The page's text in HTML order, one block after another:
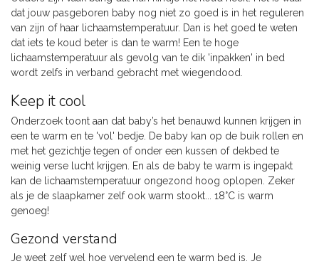
dat jouw pasgeboren baby nog niet zo goed is in het reguleren
van zijn of haar lichaamstemperatuur. Dan is het goed te weten
dat iets te koud beter is dan te warm! Een te hoge
lichaamstemperatuur als gevolg van te dik 'inpakken' in bed
wordt zelfs in verband gebracht met wiegendood.
Keep it cool
Onderzoek toont aan dat baby’s het benauwd kunnen krijgen in
een te warm en te 'vol' bedje. De baby kan op de buik rollen en
met het gezichtje tegen of onder een kussen of dekbed te
weinig verse lucht krijgen. En als de baby te warm is ingepakt
kan de lichaamstemperatuur ongezond hoog oplopen. Zeker
als je de slaapkamer zelf ook warm stookt... 18°C is warm
genoeg!
Gezond verstand
Je weet zelf wel hoe vervelend een te warm bed is. Je